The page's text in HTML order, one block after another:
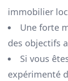
immobilier
Une forte
des objectifs
Si vous
expérimenté